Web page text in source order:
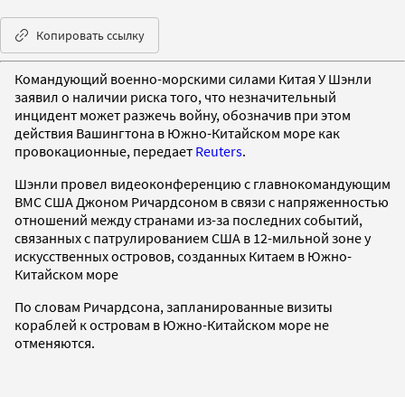
Копировать ссылку
Командующий военно-морскими силами Китая У Шэнли
заявил о наличии риска того, что незначительный
инцидент может разжечь войну, обозначив при этом
действия Вашингтона в Южно-Китайском море как
провокационные, передает Reuters.
Шэнли провел видеоконференцию с главнокомандующим
ВМС США Джоном Ричардсоном в связи с напряженностью
отношений между странами из-за последних событий,
связанных с патрулированием США в 12-мильной зоне у
искусственных островов, созданных Китаем в Южно-
Китайском море
По словам Ричардсона, запланированные визиты
кораблей к островам в Южно-Китайском море не
отменяются.